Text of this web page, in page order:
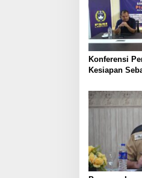
Konferensi
Kesiapan
Pelaksanaan
Gubernur